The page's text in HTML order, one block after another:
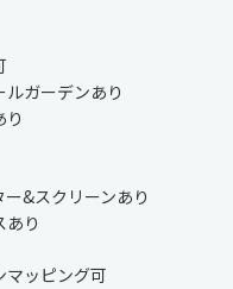
ガーデンあり
り
&スクリーンあり
り
マッピング可